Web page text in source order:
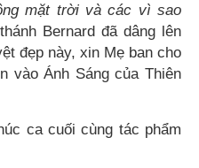
mặt trời và các vì sao
Bernard đã dâng lên
đẹp này, xin Mẹ ban cho
vào Ánh Sáng của Thiên
ca cuối cùng tác phẩm